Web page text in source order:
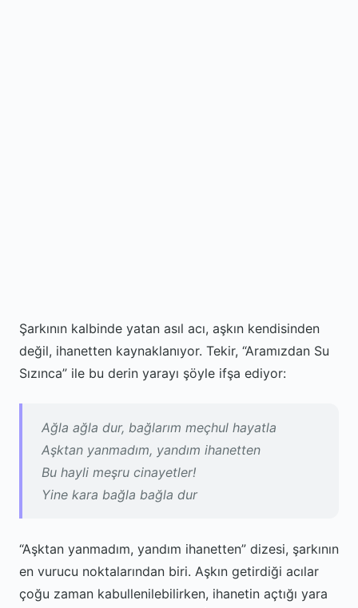
Şarkının kalbinde yatan asıl acı, aşkın kendisinden
değil, ihanetten kaynaklanıyor. Tekir, “Aramızdan Su
Sızınca” ile bu derin yarayı şöyle ifşa ediyor:
Ağla ağla dur, bağlarım meçhul hayatla
Aşktan yanmadım, yandım ihanetten
Bu hayli meşru cinayetler!
Yine kara bağla bağla dur
“Aşktan yanmadım, yandım ihanetten” dizesi, şarkının
en vurucu noktalarından biri. Aşkın getirdiği acılar
çoğu zaman kabullenilebilirken, ihanetin açtığı yara